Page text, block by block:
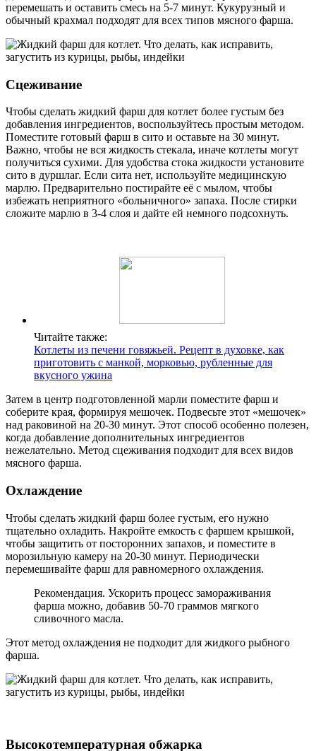
перемешать и оставить смесь на 5-7 минут. Кукурузный и
обычный крахмал подходят для всех типов мясного фарша.
Сцеживание
Чтобы сделать жидкий фарш для котлет более густым без
добавления ингредиентов, воспользуйтесь простым методом.
Поместите готовый фарш в сито и оставьте на 30 минут.
Важно, чтобы не вся жидкость стекала, иначе котлеты могут
получиться сухими. Для удобства стока жидкости установите
сито в дуршлаг. Если сита нет, используйте медицинскую
марлю. Предварительно постирайте её с мылом, чтобы
избежать неприятного «больничного» запаха. После стирки
сложите марлю в 3-4 слоя и дайте ей немного подсохнуть.
Читайте также:
Котлеты из печени говяжьей. Рецепт в духовке, как
приготовить с манкой, морковью, рубленные для
вкусного ужина
Затем в центр подготовленной марли поместите фарш и
соберите края, формируя мешочек. Подвесьте этот «мешочек»
над раковиной на 20-30 минут. Этот способ особенно полезен,
когда добавление дополнительных ингредиентов
нежелательно. Метод сцеживания подходит для всех видов
мясного фарша.
Охлаждение
Чтобы сделать жидкий фарш более густым, его нужно
тщательно охладить. Накройте емкость с фаршем крышкой,
чтобы защитить от посторонних запахов, и поместите в
морозильную камеру на 20-30 минут. Периодически
перемешивайте фарш для равномерного охлаждения.
Рекомендация. Ускорить процесс замораживания
фарша можно, добавив 50-70 граммов мягкого
сливочного масла.
Этот метод охлаждения не подходит для жидкого рыбного
фарша.
Высокотемпературная обжарка